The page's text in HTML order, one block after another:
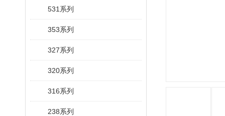
531系列
353系列
327系列
320系列
316系列
238系列